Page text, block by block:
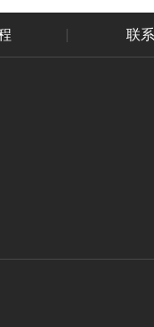
联